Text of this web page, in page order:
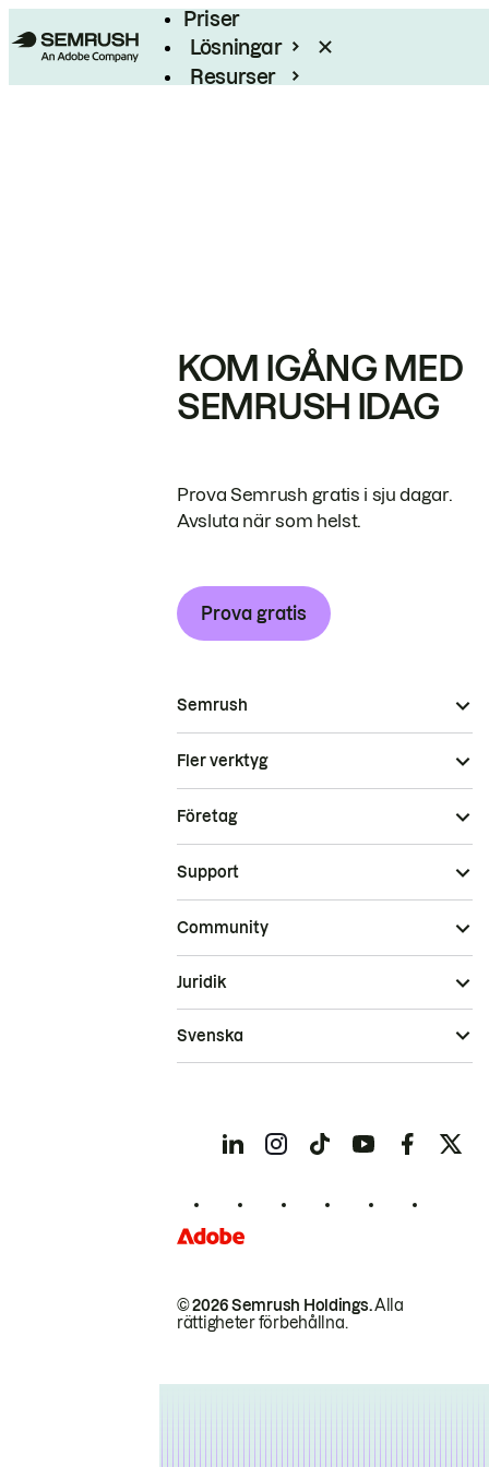
Priser
Lösningar
Resurser
KOM IGÅNG MED
SEMRUSH IDAG
Prova Semrush gratis i sju dagar.
Avsluta när som helst.
Prova gratis
Semrush
Fler verktyg
Företag
Support
Community
© 2026 Semrush Holdings.Alla
rättigheter förbehållna.
Juridik
Svenska